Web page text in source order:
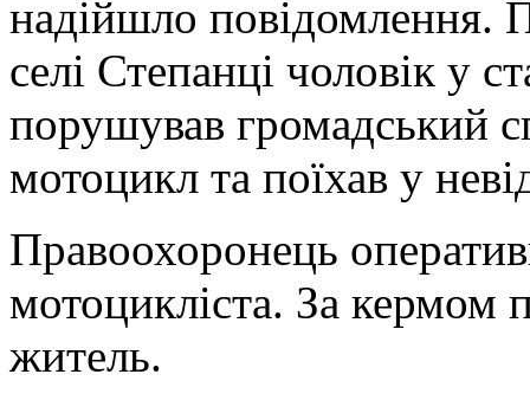
надійшло повідомлення.
селі Степанці чоловік у
порушував громадський
мотоцикл та поїхав у
Правоохоронець
мотоцикліста. За кермом
житель.